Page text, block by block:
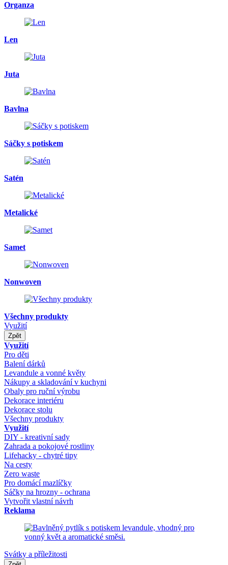
Organza
Len
Juta
Bavlna
Sáčky s potiskem
Satén
Metalické
Samet
Nonwoven
Všechny produkty
Využití
Zpět
Využití
Pro děti
Balení dárků
Levandule a vonné květy
Nákupy a skladování v kuchyni
Obaly pro ruční výrobu
Dekorace interiéru
Dekorace stolu
Všechny produkty
Využití
DIY - kreativní sady
Zahrada a pokojové rostliny
Lifehacky - chytré tipy
Na cesty
Zero waste
Pro domácí mazlíčky
Sáčky na hrozny - ochrana
Vytvořit vlastní návrh
Reklama
Svátky a příležitosti